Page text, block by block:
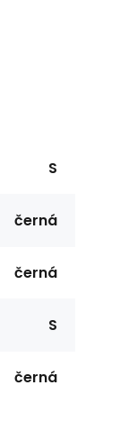
S
černá
černá
S
černá